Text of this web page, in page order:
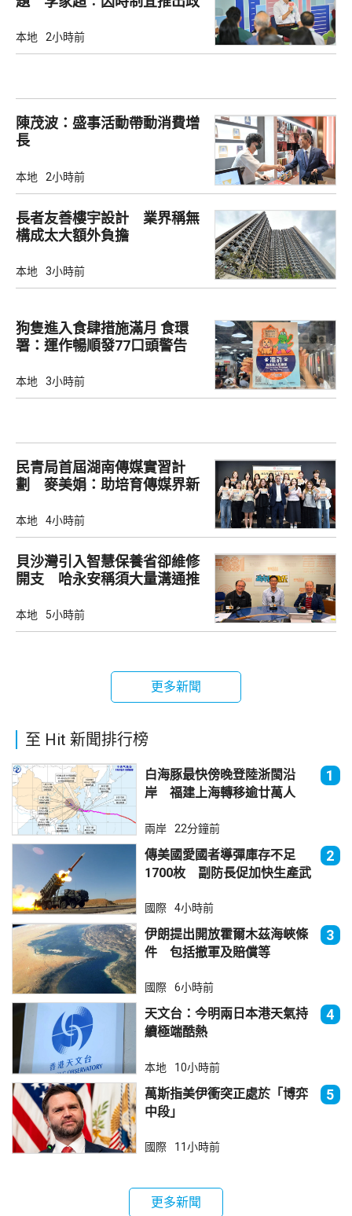
本地 2小時前
陳茂波：盛事活動帶動消費增
長
本地 2小時前
長者友善樓宇設計 業界稱無
構成太大額外負擔
本地 3小時前
狗隻進入食肆措施滿月 食環
署：運作暢順發77口頭警告
本地 3小時前
民青局首屆湖南傳媒實習計
劃 麥美娟：助培育傳媒界新
本地 4小時前
貝沙灣引入智慧保養省卻維修
開支 哈永安稱須大量溝通推
本地 5小時前
更多新聞
至 Hit 新聞排行榜
白海豚最快傍晚登陸浙閩沿
岸 福建上海轉移逾廿萬人
1
兩岸 22分鐘前
傳美國愛國者導彈庫存不足
1700枚 副防長促加快生產武
2
國際 4小時前
伊朗提出開放霍爾木茲海峽條
件 包括撤軍及賠償等
3
國際 6小時前
天文台：今明兩日本港天氣持
續極端酷熱
4
本地 10小時前
萬斯指美伊衝突正處於「博弈
中段」
5
國際 11小時前
更多新聞